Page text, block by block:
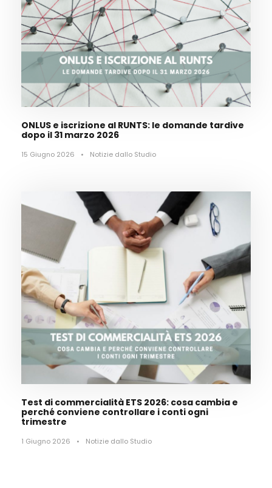
ONLUS e iscrizione al RUNTS: le domande tardive
dopo il 31 marzo 2026
15 Giugno 2026 • Notizie dallo Studio
Test di commercialità ETS 2026: cosa cambia e
perché conviene controllare i conti ogni
trimestre
1 Giugno 2026 • Notizie dallo Studio